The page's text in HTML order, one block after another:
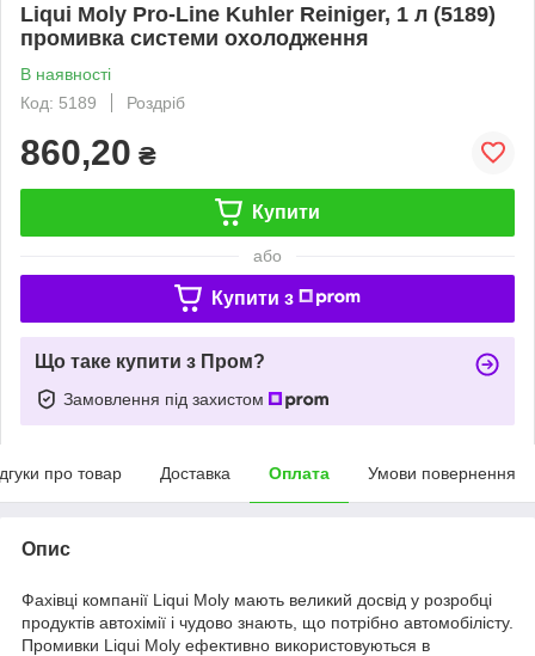
Liqui Moly Pro-Line Kuhler Reiniger, 1 л (5189)
промивка системи охолодження
В наявності
Код: 5189
Роздріб
860,20 ₴
Купити
або
Купити з
Що таке купити з Пром?
Замовлення під захистом
про товар Доставка Оплата Умови повернення
Опис
Фахівці компанії Liqui Moly мають великий досвід у розробці
продуктів автохімії і чудово знають, що потрібно автомобілісту.
Промивки Liqui Moly ефективно використовуються в